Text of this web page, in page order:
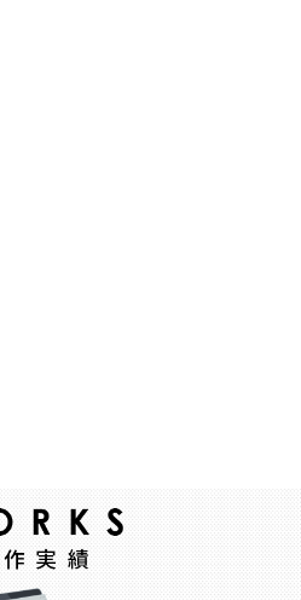
ーカッタースイーパー_パッケ